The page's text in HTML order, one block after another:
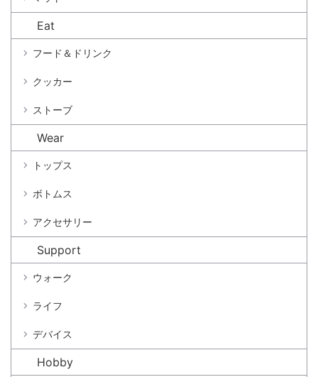
Eat
フード＆ドリンク
クッカー
ストーブ
Wear
トップス
ボトムス
アクセサリー
Support
ウォーク
ライフ
デバイス
Hobby